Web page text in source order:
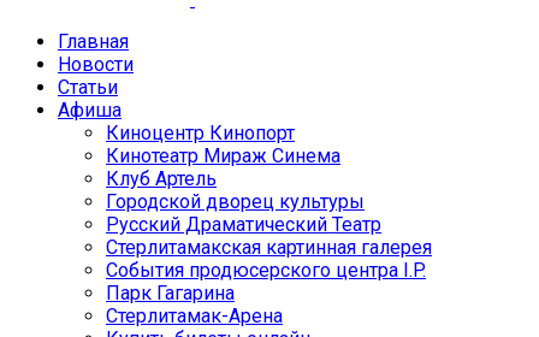
Главная
Новости
Статьи
Афиша
Киноцентр Кинопорт
Кинотеатр Мираж Синема
Клуб Артель
Городской дворец культуры
Русский Драматический Театр
Стерлитамакская картинная галерея
События продюсерского центра I.P.
Парк Гагарина
Стерлитамак-Арена